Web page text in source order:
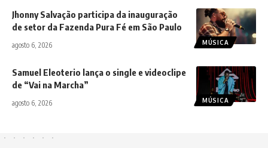
MÚSICA
Jhonny Salvação participa da inauguração
de setor da Fazenda Pura Fé em São Paulo
agosto 6, 2026
MÚSICA
Samuel Eleoterio lança o single e videoclipe
de “Vai na Marcha”
agosto 6, 2026